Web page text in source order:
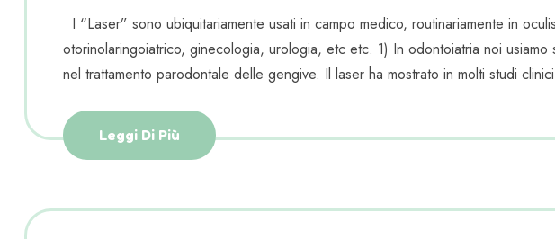
I “Laser” sono ubiquitariamente usati in campo medico, routinariamente in
otorinolaringoiatrico, ginecologia, urologia, etc etc. 1) In odontoiatria noi
nel trattamento parodontale delle gengive. Il laser ha mostrato in molti studi
Leggi Di Più